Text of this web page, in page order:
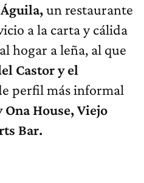
un restaurante
a la carta y cálida
hogar a leña, al que
Castor y el
perfil más informal
House, Viejo
Bar.